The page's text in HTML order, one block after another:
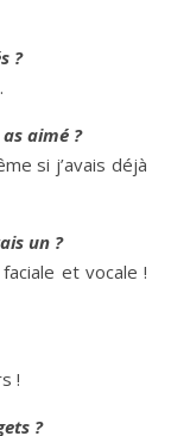
?
aimé ?
si j’avais déjà
un ?
et vocale !
!
?